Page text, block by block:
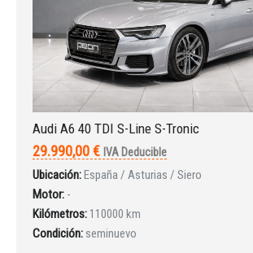
Audi A6 40 TDI S-Line S-Tronic
29.990,00 € IVA Deducible
Ubicación:España / Asturias / Siero
Motor: -
Kilómetros: 110000 km
Condición: seminuevo